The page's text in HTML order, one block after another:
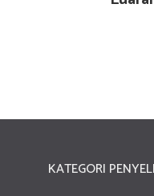
KATEGORI